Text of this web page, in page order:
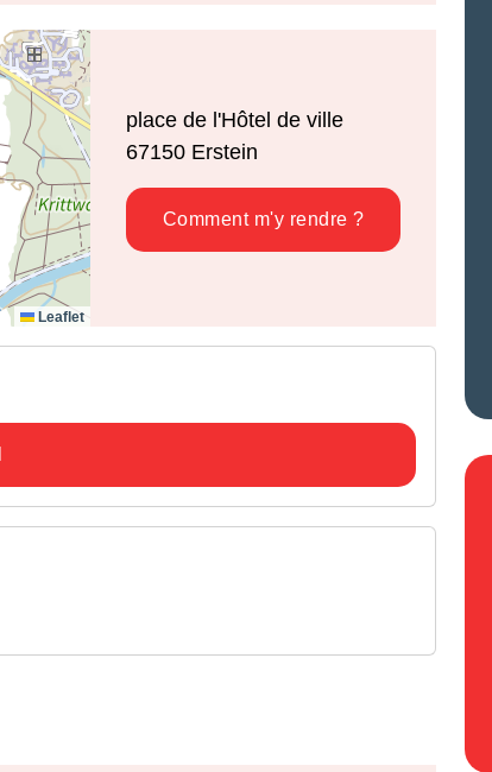
Leaflet
place de l'Hôtel de ville
67150 Erstein
Comment m'y rendre ?